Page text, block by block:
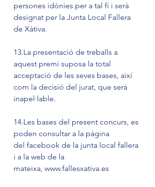
persones idònies per a tal fi i serà
designat per la Junta Local Fallera
de Xàtiva.
13.La presentació de treballs a
aquest premi suposa la total
acceptació de les seves bases, així
com la decisió del jurat, que serà
inapel·lable.
14.Les bases del present concurs, es
poden consultar a la pàgina
del facebook de la junta local fallera
i a la web de la
mateixa, www.fallesxativa.es